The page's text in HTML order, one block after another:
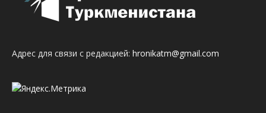
Адрес для связи с редакцией: hronikatm@gmail.com